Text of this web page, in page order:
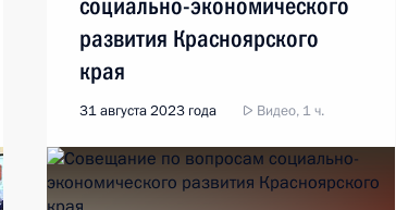
социально-экономического
развития Красноярского
края
31 августа 2023 года Видео, 1 ч.